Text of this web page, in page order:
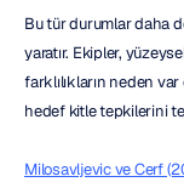
Bu tür durumlar daha
yaratır. Ekipler,
farklılıkların neden
hedef kitle tepkilerini
Milosavljevic ve Cerf